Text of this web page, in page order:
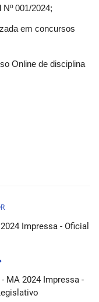
001/2024;
em concursos
Online de disciplina
Impressa - Oficial
MA 2024 Impressa -